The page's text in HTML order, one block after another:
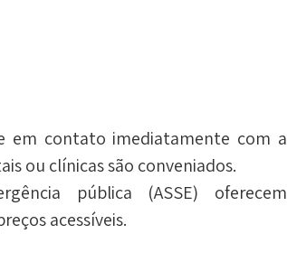
em contato imediatamente com a
ou clínicas são conveniados.
pública (ASSE) oferecem
acessíveis.